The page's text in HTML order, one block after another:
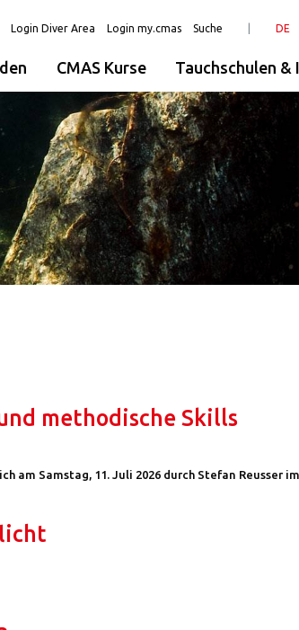
Login Diver Area Login my.cmas Suche DE
CMAS Kurse Tauchschulen
methodische Skills
am Samstag, 11. Juli 2026 durch Stefan Reusser